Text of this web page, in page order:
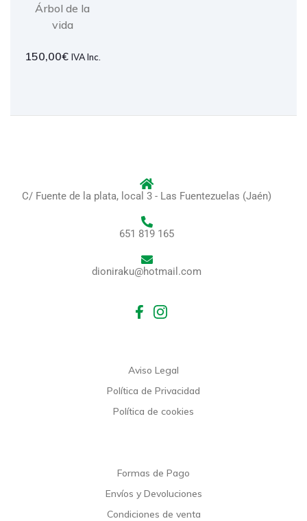
Árbol de la
vida
150,00€ IVA Inc.
C/ Fuente de la plata, local 3 - Las Fuentezuelas (Jaén)
651 819 165
dioniraku@hotmail.com
Aviso Legal
Política de Privacidad
Política de cookies
Formas de Pago
Envíos y Devoluciones
Condiciones de venta